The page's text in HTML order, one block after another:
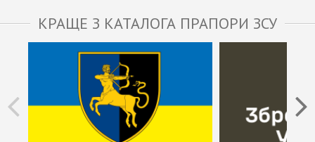
КРАЩЕ З КАТАЛОГА ПРАПОРИ ЗСУ